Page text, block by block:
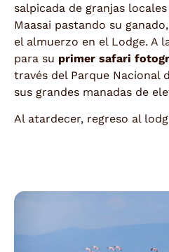
salpicada de granjas
Maasai pastando su
el almuerzo en el Lodge. A
para su primer safari
través del Parque Nacional
sus grandes manadas de
Al atardecer, regreso al